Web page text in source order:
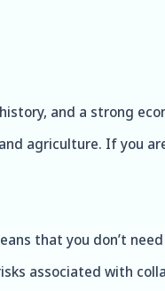
and a strong
agriculture. If you
that you don’t
associated with